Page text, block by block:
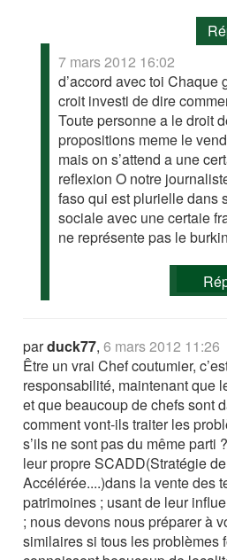
7 mars 2012 16:02
d’accord avec toi Chaque
croit investi de dire
Toute personne a le droit
propositions meme le
mais on s’attend a une
reflexion O notre
faso qui est plurielle dans
sociale avec une certaie
ne représente pas le
parduck77,6 mars 2012 11:26
Être un vrai Chef coutumier,
responsabilité, maintenant que
et que beaucoup de chefs sont
comment vont-ils traiter les
s’ils ne sont pas du même parti
leur propre SCADD(Stratégie
Accélérée....)dans la vente des
patrimoines ; usant de leur
; nous devons nous préparer à
similaires si tous les problèmes